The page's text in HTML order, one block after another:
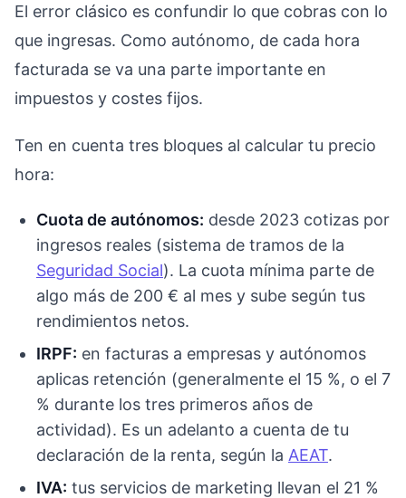
El error clásico es confundir lo que cobras con lo
que ingresas. Como autónomo, de cada hora
facturada se va una parte importante en
impuestos y costes fijos.
Ten en cuenta tres bloques al calcular tu precio
hora:
Cuota de autónomos: desde 2023 cotizas por
ingresos reales (sistema de tramos de la
Seguridad Social). La cuota mínima parte de
algo más de 200 € al mes y sube según tus
rendimientos netos.
IRPF: en facturas a empresas y autónomos
aplicas retención (generalmente el 15 %, o el 7
% durante los tres primeros años de
actividad). Es un adelanto a cuenta de tu
declaración de la renta, según la AEAT.
IVA: tus servicios de marketing llevan el 21 %